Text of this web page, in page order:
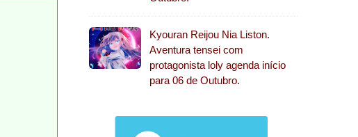
Kyouran Reijou Nia Liston.
Aventura tensei com
protagonista loly agenda início
para 06 de Outubro.